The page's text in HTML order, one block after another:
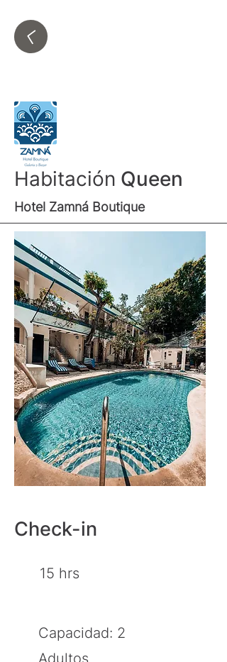
Habitación Queen
Hotel Zamná Boutique
Check-in
15 hrs
Capacidad: 2
Adultos